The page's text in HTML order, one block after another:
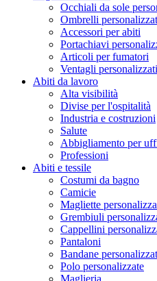
Occhiali da sole
Ombrelli
Accessori per abiti
Portachiavi
Articoli per fumatori
Ventagli personalizzati
Abiti da lavoro
Alta visibilità
Divise per l'ospitalità
Industria e costruzioni
Salute
Abbigliamento per
Professioni
Abiti e tessile
Costumi da bagno
Camicie
Magliette
Grembiuli
Cappellini
Pantaloni
Bandane
Polo personalizzate